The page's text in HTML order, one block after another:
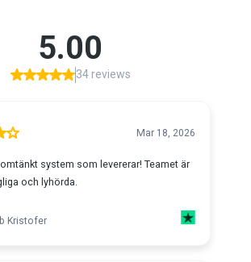
5.00
34 reviews
Mar 18, 2026
system som levererar! Teamet är
och lyhörda.
Kristofer